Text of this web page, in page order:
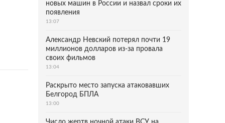
новых машин в России и назвал сроки их
появления
13:07
Александр Невский потерял почти 19
миллионов долларов из-за провала
своих фильмов
13:04
Раскрыто место запуска атаковавших
Белгород БПЛА
13:00